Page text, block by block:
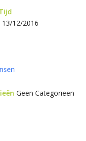
13/12/2016
Geen Categorieën